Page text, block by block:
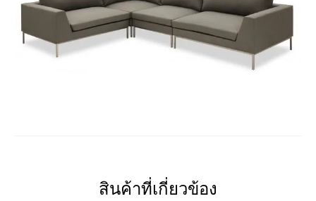
สินค้าที่เกี่ยวข้อง